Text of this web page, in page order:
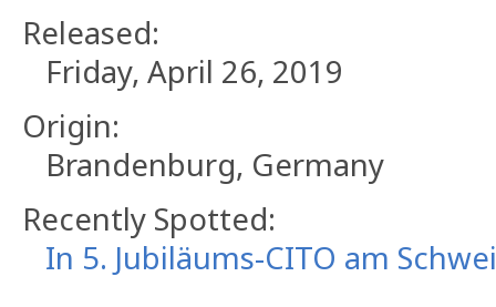
Released:
Friday, April 26, 2019
Origin:
Brandenburg, Germany
Recently Spotted:
In 5. Jubiläums-CITO am